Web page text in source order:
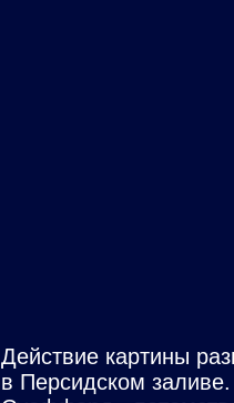
Действие картины
в Персидском